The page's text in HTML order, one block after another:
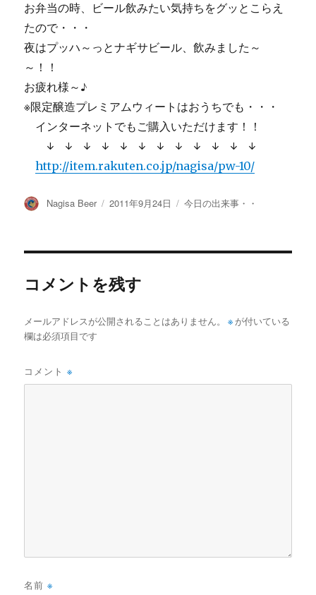
お弁当の時、ビール飲みたい気持ちをグッとこらえ
たので・・・
夜はプッハ～っとナギサビール、飲みました～
～！！
お疲れ様～♪
※限定醸造プレミアムウィートはおうちでも・・・
インターネットでもご購入いただけます！！
↓ ↓ ↓ ↓ ↓ ↓ ↓ ↓ ↓ ↓ ↓ ↓
http://item.rakuten.co.jp/nagisa/pw-10/
投
Nagisa Beer
投
2011年9月24日
カ
今日の出来事・・
コメントを残す
メールアドレスが公開されることはありません。 ※ が付いている
欄は必須項目です
コメント※
名前※